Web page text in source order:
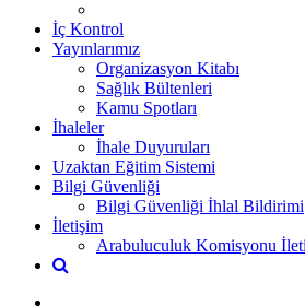
İç Kontrol
Yayınlarımız
Organizasyon Kitabı
Sağlık Bültenleri
Kamu Spotları
İhaleler
İhale Duyuruları
Uzaktan Eğitim Sistemi
Bilgi Güvenliği
Bilgi Güvenliği İhlal Bildirimi
İletişim
Arabuluculuk Komisyonu